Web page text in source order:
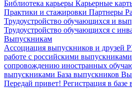
Библиотека карьеры Карьерные
Практики и стажировки Партнеры
Трудоустройство обучающихся и
Трудоустройство обучающихся с
Выпускникам
Ассоциация выпускников и друзей
работе с российскими выпускниками
сопровождению иностранных
выпускниками База выпускников
Передай привет! Регистрация в базе